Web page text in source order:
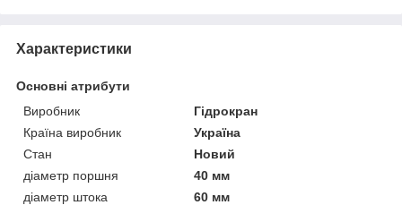
Характеристики
Основні атрибути
Виробник
Гідрокран
Країна виробник
Україна
Стан
Новий
діаметр поршня
40 мм
діаметр штока
60 мм